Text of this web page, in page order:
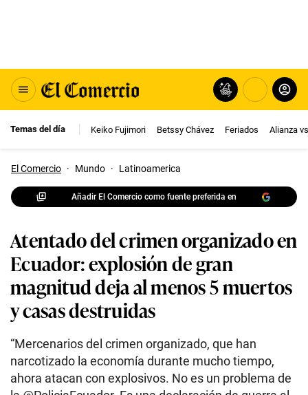
Temas del día Keiko Fujimori Betssy Chávez Feriados Alianza
El Comercio · Mundo · Latinoamerica
Añadir El Comercio como fuente preferida en
Atentado del crimen organizado en
Ecuador: explosión de gran
magnitud deja al menos 5 muertos
y casas destruidas
“Mercenarios del crimen organizado, que han
narcotizado la economía durante mucho tiempo,
ahora atacan con explosivos. No es un problema de